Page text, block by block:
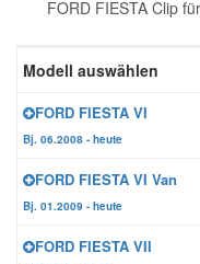
FORD FIESTA Clip
Modell auswählen
FORD FIESTA VI
Bj. 06.2008 - heute
FORD FIESTA VI Van
Bj. 01.2009 - heute
FORD FIESTA VII
Zündanlage und